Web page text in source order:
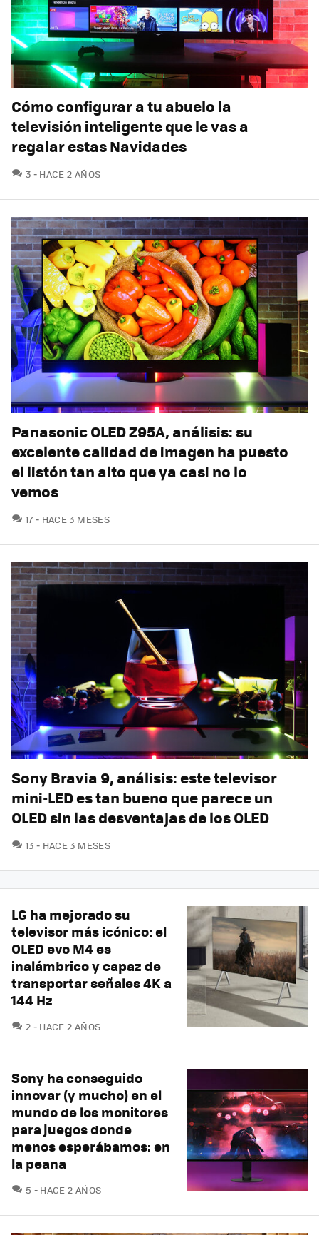
Cómo configurar a tu abuelo la
televisión inteligente que le vas a
regalar estas Navidades
3 COMENTARIOS
HACE 2 AÑOS
Panasonic OLED Z95A, análisis: su
excelente calidad de imagen ha puesto
el listón tan alto que ya casi no lo
vemos
17COMENTARIOS
HACE 3 MESES
Sony Bravia 9, análisis: este televisor
mini-LED es tan bueno que parece un
OLED sin las desventajas de los OLED
13 COMENTARIOS
HACE 3 MESES
LG ha mejorado su
televisor más icónico: el
OLED evo M4 es
inalámbrico y capaz de
transportar señales 4K a
144 Hz
2 COMENTARIOS
HACE 2 AÑOS
Sony ha conseguido
innovar (y mucho) en el
mundo de los monitores
para juegos donde
menos esperábamos: en
la peana
5 COMENTARIOS
HACE 2 AÑOS